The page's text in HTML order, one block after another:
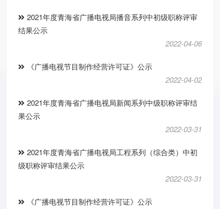
2021年度青海省广播电视局播音系列中初级职称评审
结果公示
2022-04-06
《广播电视节目制作经营许可证》公示
2022-04-02
2021年度青海省广播电视局新闻系列中级职称评审结
果公示
2022-03-31
2021年度青海省广播电视局工程系列（综合类）中初
级职称评审结果公示
2022-03-31
《广播电视节目制作经营许可证》公示